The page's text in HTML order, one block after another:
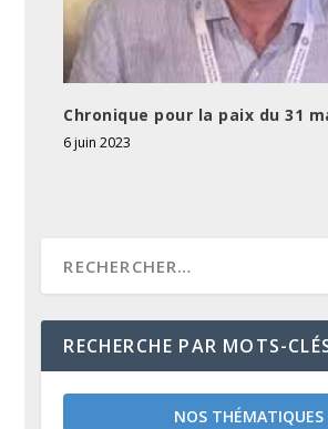
Chronique pour la paix du 31
6 juin 2023
RECHERCHE PAR MOTS-
NOS THÉMATIQUES